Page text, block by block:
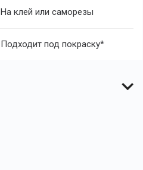
На клей или саморезы
Подходит под покраску*